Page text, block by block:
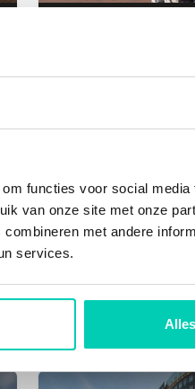
functies voor social media
van onze site met onze
met andere
services.